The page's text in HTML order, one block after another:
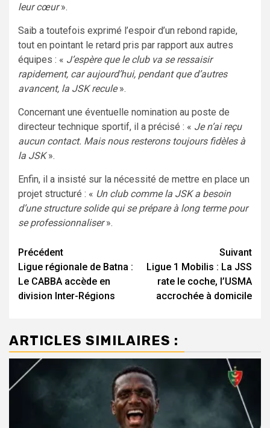
leur cœur».
Saib a toutefois exprimé l’espoir d’un rebond rapide,
tout en pointant le retard pris par rapport aux autres
équipes : « J’espère que le club va se ressaisir
rapidement, car aujourd’hui, pendant que d’autres
avancent, la JSK recule».
Concernant une éventuelle nomination au poste de
directeur technique sportif, il a précisé : « Je n’ai reçu
aucun contact. Mais nous resterons toujours fidèles à
la JSK».
Enfin, il a insisté sur la nécessité de mettre en place un
projet structuré : « Un club comme la JSK a besoin
d’une structure solide qui se prépare à long terme pour
se professionnaliser».
Navigation
d’article
Précédent
Ligue régionale de Batna :
Le CABBA accède en
division Inter-Régions
Suivant
Ligue 1 Mobilis : La JSS
rate le coche, l’USMA
accrochée à domicile
ARTICLES SIMILAIRES :